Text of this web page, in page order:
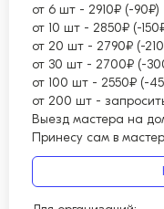
от 6 шт - 2910₽ (-90₽)
от 10 шт - 2850₽ (-
от 20 шт - 2790₽ (-
от 30 шт - 2700₽ (-
от 100 шт - 2550₽ (-
от 200 шт -
Выезд мастера на
Принесу сам в